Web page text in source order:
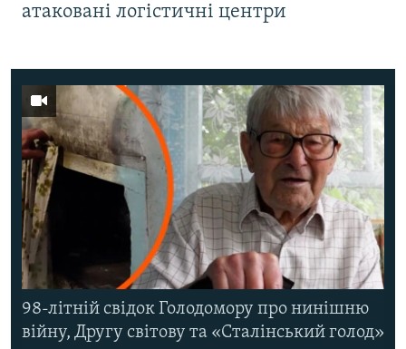
атаковані логістичні центри
98-літній свідок Голодомору про нинішню
війну, Другу світову та «Сталінський голод»